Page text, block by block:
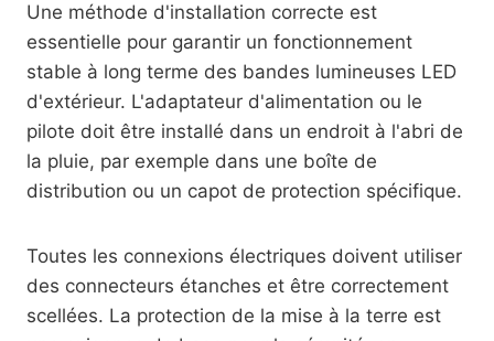
Une méthode d'installation correcte est
essentielle pour garantir un fonctionnement
stable à long terme des bandes lumineuses LED
d'extérieur. L'adaptateur d'alimentation ou le
pilote doit être installé dans un endroit à l'abri de
la pluie, par exemple dans une boîte de
distribution ou un capot de protection spécifique.
Toutes les connexions électriques doivent utiliser
des connecteurs étanches et être correctement
scellées. La protection de la mise à la terre est